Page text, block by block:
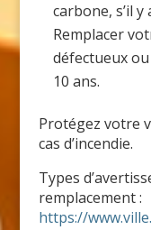
carbone, s’il y
Remplacer
défectueux
10 ans.
Protégez votre
cas d’incendie.
Types
remplacement :
https://